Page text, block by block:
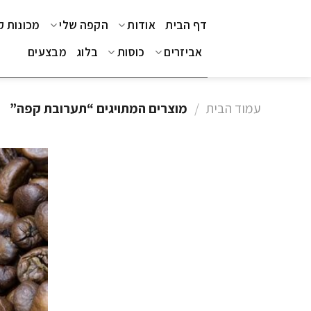
דף הבית אודות הקפה שלי
מכונות
אביזרים
כוסות בלוג מבצעים
עמוד הבית / מוצרים המתויגים “תערובת קפה”